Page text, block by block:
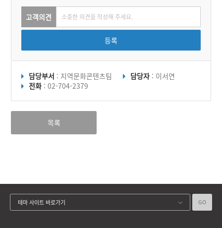
고객의견
등록
담당부서 : 지역문화콘텐츠팀 담당자 : 이서연
전화 : 02-704-2379
목록
테마 사이트 바로가기 GO